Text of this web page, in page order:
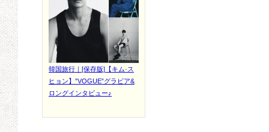
韓国旅行｜[保存版]【キム·ス
ヒョン】”VOGUE”グラビア&
ロングインタビュー♪